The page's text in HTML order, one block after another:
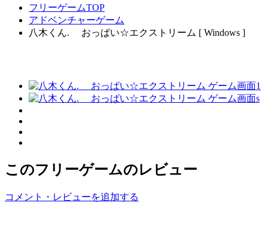
フリーゲームTOP
アドベンチャーゲーム
八木くん. おっぱい☆エクストリーム [ Windows ]
このフリーゲームのレビュー
コメント・レビューを追加する